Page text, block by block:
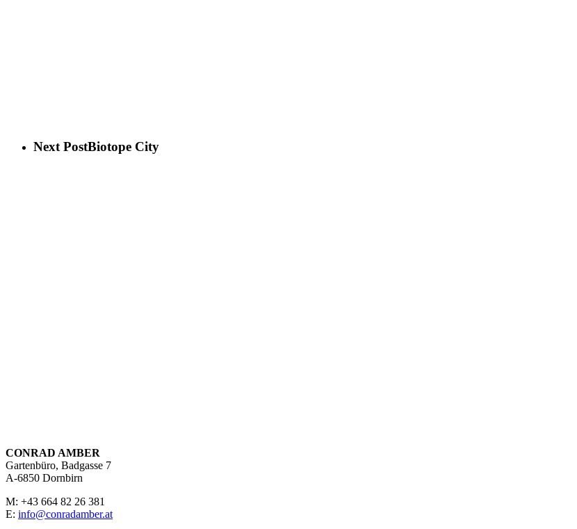
Next PostBiotope City
CONRAD AMBER
Gartenbüro, Badgasse 7
A-6850 Dornbirn
M: +43 664 82 26 381
E: info@conradamber.at